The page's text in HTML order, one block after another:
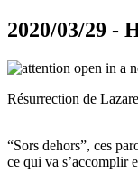
2020/03/29 -
Résurrection de Lazare
“Sors dehors”, ces
ce qui va s’accomplir